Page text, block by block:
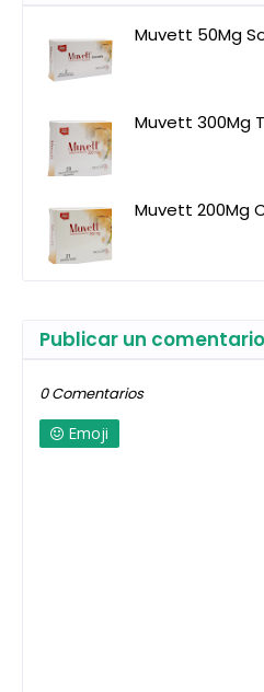
Muvett 50Mg
Muvett 300Mg
Muvett 200Mg
Publicar un comentario
0 Comentarios
Emoji